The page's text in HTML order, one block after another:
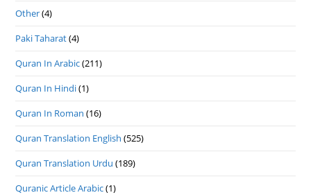
Other(4)
Paki Taharat(4)
Quran In Arabic(211)
Quran In Hindi(1)
Quran In Roman (16)
Quran Translation English (525)
Quran Translation Urdu (189)
Quranic Article Arabic(1)